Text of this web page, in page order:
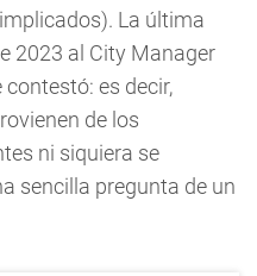
La última
2023 al City Manager
es decir,
de los
ni siquiera se
sencilla pregunta de un